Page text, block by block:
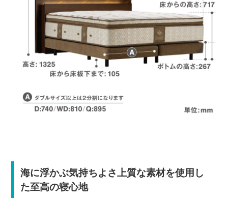
海に浮かぶ気持ちよさ上質な素材を使用し
た至高の寝心地